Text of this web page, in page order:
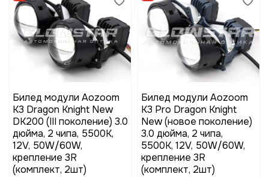
Билед модули Aozoom
K3 Dragon Knight New
DK200 (III поколение) 3.0
дюйма, 2 чипа, 5500K,
12V, 50W/60W,
крепление 3R
(комплект, 2шт)
Билед модули Aozoom
K3 Pro Dragon Knight
New (новое поколение)
3.0 дюйма, 2 чипа,
5500K, 12V, 50W/60W,
крепление 3R
(комплект, 2шт)